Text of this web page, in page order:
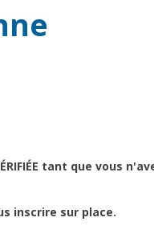
tant que vous
inscrire sur place.